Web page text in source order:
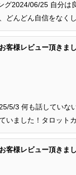
グ2024/06/25 自分は
どんどん自信をなく
お客様レビュー頂きま
5/3 何も話していな
いました！タロット
お客様レビュー頂きま